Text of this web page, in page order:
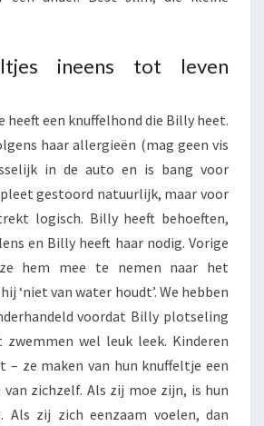
ineens tot leven
heeft een knuffelhond die Billy heet.
haar allergieën (mag geen vis
in de auto en is bang voor
gestoord natuurlijk, maar voor
logisch. Billy heeft behoeften,
en Billy heeft haar nodig. Vorige
hem mee te nemen naar het
‘niet van water houdt’. We hebben
voordat Billy plotseling
wel leuk leek. Kinderen
– ze maken van hun knuffeltje een
zichzelf. Als zij moe zijn, is hun
Als zij zich eenzaam voelen, dan